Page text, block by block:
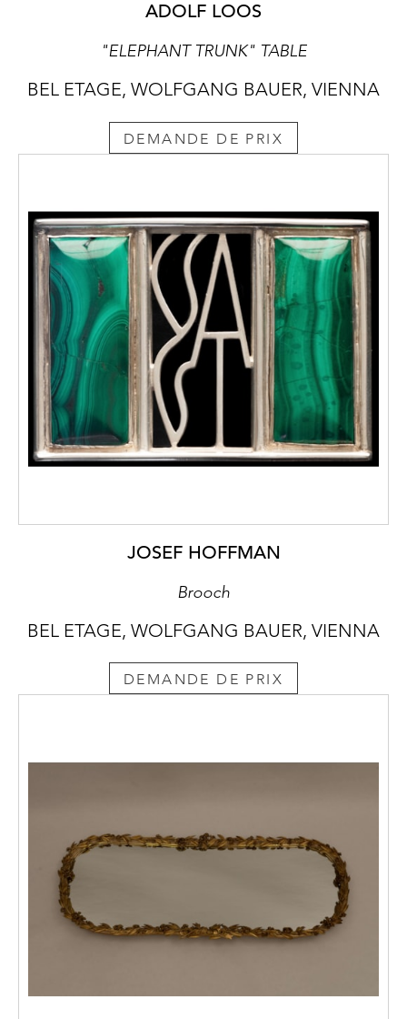
ADOLF LOOS
"ELEPHANT TRUNK" TABLE
BEL ETAGE, WOLFGANG BAUER, VIENNA
DEMANDE DE PRIX
JOSEF HOFFMAN
Brooch
BEL ETAGE, WOLFGANG BAUER, VIENNA
DEMANDE DE PRIX